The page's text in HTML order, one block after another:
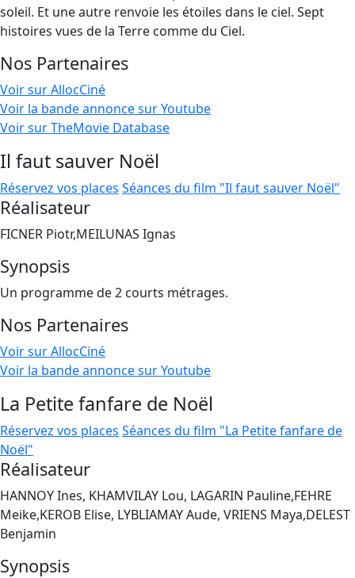
soleil. Et une autre renvoie les étoiles dans le ciel. Sept
histoires vues de la Terre comme du Ciel.
Nos Partenaires
Voir sur AllocCiné
Voir la bande annonce sur Youtube
Voir sur TheMovie Database
Il faut sauver Noël
Réservez vos places Séances du film "Il faut sauver Noël"
Réalisateur
FICNER Piotr,MEILUNAS Ignas
Synopsis
Un programme de 2 courts métrages.
Nos Partenaires
Voir sur AllocCiné
Voir la bande annonce sur Youtube
La Petite fanfare de Noël
Réservez vos places Séances du film "La Petite fanfare de
Noël"
Réalisateur
HANNOY Ines, KHAMVILAY Lou, LAGARIN Pauline,FEHRE
Meike,KEROB Elise, LYBLIAMAY Aude, VRIENS Maya,DELEST
Benjamin
Synopsis